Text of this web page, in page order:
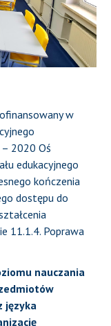
w
2020 Oś
edukacyjnego
kończenia
dostępu do
11.1.4. Poprawa
nauczania
języka